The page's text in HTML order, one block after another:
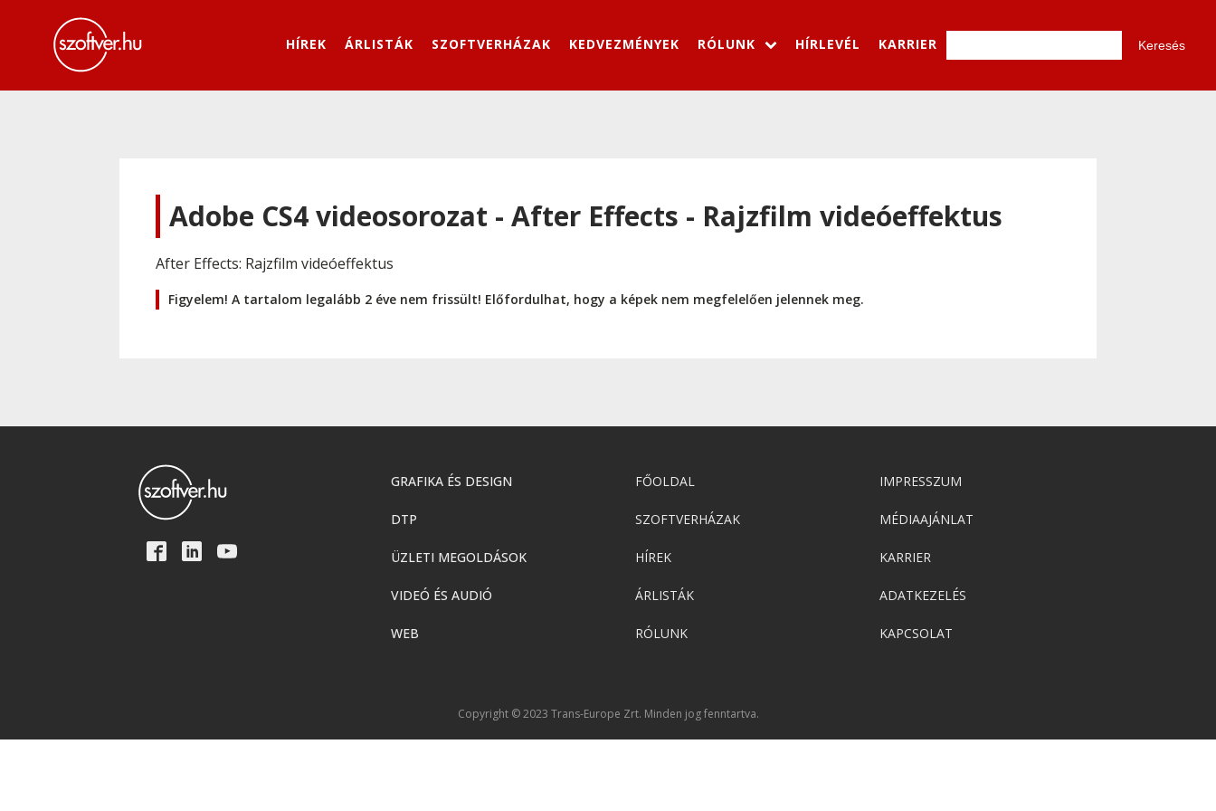
HÍREK ÁRLISTÁK SZOFTVERHÁZAK KEDVEZMÉNYEK RÓLUNK HÍRLEVÉL KARRIER
Adobe CS4 videosorozat - After Effects - Rajzfilm videóeffektus
After Effects: Rajzfilm videóeffektus
Figyelem! A tartalom legalább 2 éve nem frissült! Előfordulhat, hogy a képek nem megfelelően jelennek meg.
GRAFIKA ÉS DESIGN
DTP
ÜZLETI MEGOLDÁSOK
VIDEÓ ÉS AUDIÓ
WEB
FŐOLDAL
SZOFTVERHÁZAK
HÍREK
ÁRLISTÁK
RÓLUNK
IMPRESSZUM
MÉDIAAJÁNLAT
KARRIER
ADATKEZELÉS
KAPCSOLAT
Copyright © 2023 Trans-Europe Zrt. Minden jog fenntartva.